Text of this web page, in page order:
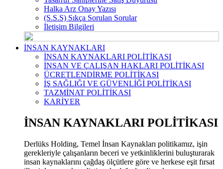
Halka Arz Onay Yazısı
(S.S.S) Sıkça Sorulan Sorular
İletişim Bilgileri
İNSAN KAYNAKLARI
İNSAN KAYNAKLARI POLİTİKASI
İNSAN VE ÇALIŞAN HAKLARI POLİTİKASI
ÜCRETLENDİRME POLİTİKASI
İŞ SAĞLIĞI VE GÜVENLİĞİ POLİTİKASI
TAZMİNAT POLİTİKASI
KARİYER
İNSAN KAYNAKLARI POLİTİKASI
Derlüks Holding, Temel İnsan Kaynakları politikamız, işin
gerekleriyle çalışanların beceri ve yetkinliklerini buluşturarak
insan kaynaklarını çağdaş ölçütlere göre ve herkese eşit fırsat